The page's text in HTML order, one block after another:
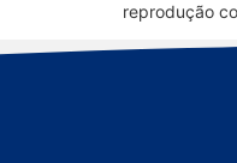
reprodução